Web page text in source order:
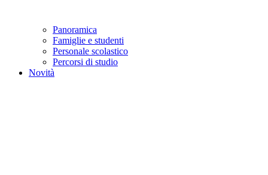
Panoramica
Famiglie e studenti
Personale scolastico
Percorsi di studio
Novità